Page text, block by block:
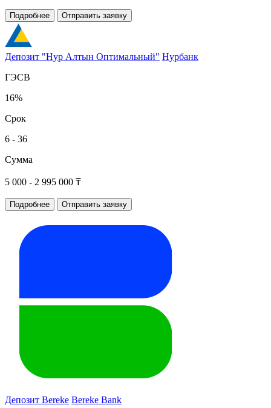
Подробнее Отправить заявку
Депозит "Нур Алтын Оптимальный" Нурбанк
ГЭСВ
16%
Срок
6 - 36
Сумма
5 000 - 2 995 000 ₸
Подробнее Отправить заявку
Депозит Bereke Bereke Bank